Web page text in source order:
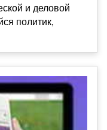
и деловой
политик,